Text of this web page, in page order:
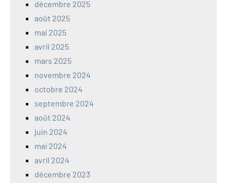
décembre 2025
août 2025
mai 2025
avril 2025
mars 2025
novembre 2024
octobre 2024
septembre 2024
août 2024
juin 2024
mai 2024
avril 2024
décembre 2023